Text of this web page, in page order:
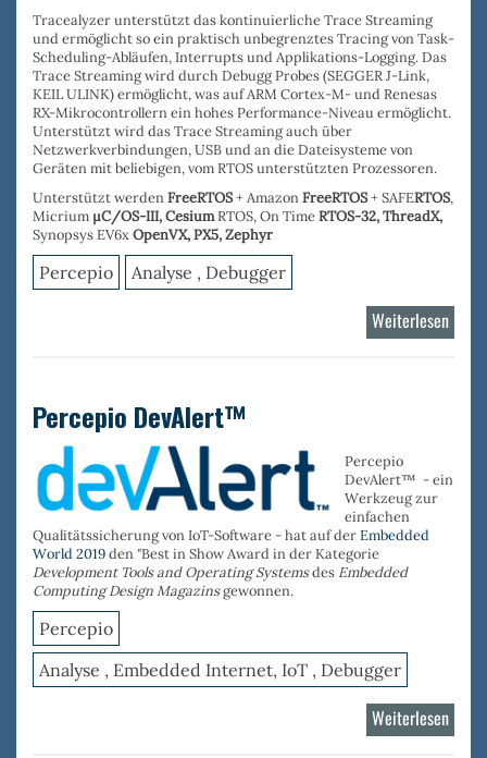
Tracealyzerunterstützt daskontinuierliche Trace Streaming
und ermöglicht so ein praktisch unbegrenztes Tracing von Task-
Scheduling-Abläufen, Interrupts und Applikations-Logging. Das
Trace Streaming wird durch Debugg Probes(SEGGER J-Link,
KEIL ULINK) ermöglicht, was auf ARM Cortex-M- und Renesas
RX-Mikrocontrollern ein hohes Performance-Niveau ermöglicht.
Unterstützt wird das Trace Streaming auch über
Netzwerkverbindungen, USBund an dieDateisystemevon
Geräten mit beliebigen, vom RTOS unterstützten Prozessoren.
Unterstützt werden FreeRTOS+ Amazon FreeRTOS+ SAFERTOS,
Micrium µC/OS-III,CesiumRTOS, On TimeRTOS-32,ThreadX,
Synopsys EV6xOpenVX,PX5, Zephyr
Percepio Analyse , Debugger
Weiterlesen
Percepio DevAlert™
Percepio
DevAlert™ - ein
Werkzeug zur
einfachen
Qualitätssicherung von IoT-Software - hat auf derEmbedded
World 2019den "Best in Show Award in der Kategorie
Development Tools and Operating Systemsdes Embedded
Computing Design Magazinsgewonnen.
Percepio
Analyse , Embedded Internet, IoT , Debugger
Weiterlesen